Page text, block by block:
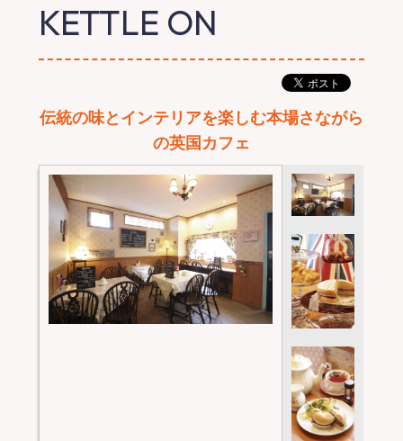
KETTLE ON
伝統の味とインテリアを楽しむ本場さながら
の英国カフェ